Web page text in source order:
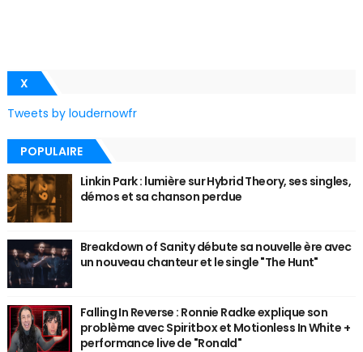
X
Tweets by loudernowfr
POPULAIRE
Linkin Park : lumière sur Hybrid Theory, ses singles,
démos et sa chanson perdue
Breakdown of Sanity débute sa nouvelle ère avec
un nouveau chanteur et le single "The Hunt"
Falling In Reverse : Ronnie Radke explique son
problème avec Spiritbox et Motionless In White +
performance live de "Ronald"